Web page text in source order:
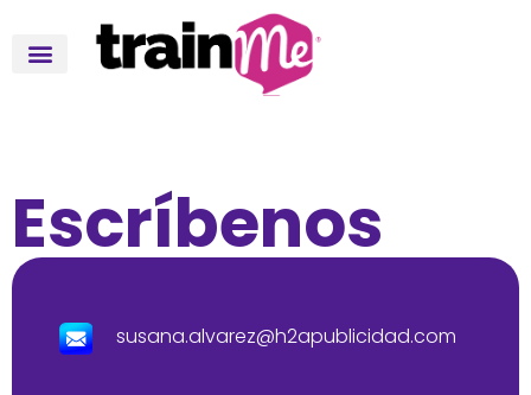
Escríbenos
susana.alvarez@h2apublicidad.com